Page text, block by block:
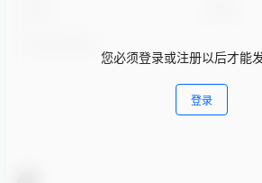
您必须登录或注册以后才能
登录